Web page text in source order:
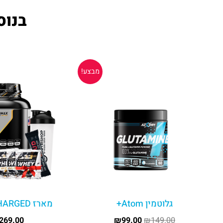
מבצע!
גלוטמין Atom+
₪149.00
₪99.00
המחיר
הנוכחי
מארז SUPERCHARGED